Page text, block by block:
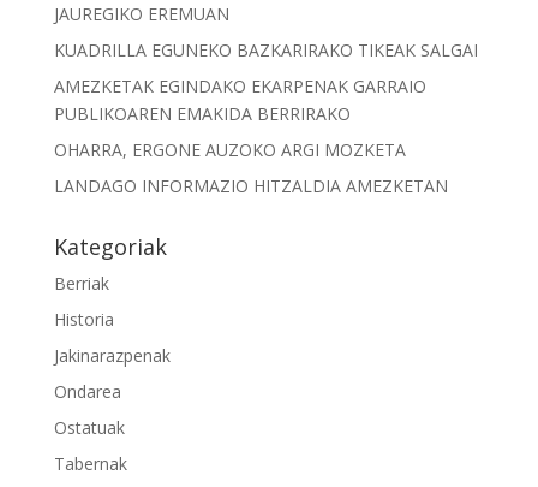
JAUREGIKO EREMUAN
KUADRILLA EGUNEKO BAZKARIRAKO TIKEAK SALGAI
AMEZKETAK EGINDAKO EKARPENAK GARRAIO
PUBLIKOAREN EMAKIDA BERRIRAKO
OHARRA, ERGONE AUZOKO ARGI MOZKETA
LANDAGO INFORMAZIO HITZALDIA AMEZKETAN
Kategoriak
Berriak
Historia
Jakinarazpenak
Ondarea
Ostatuak
Tabernak